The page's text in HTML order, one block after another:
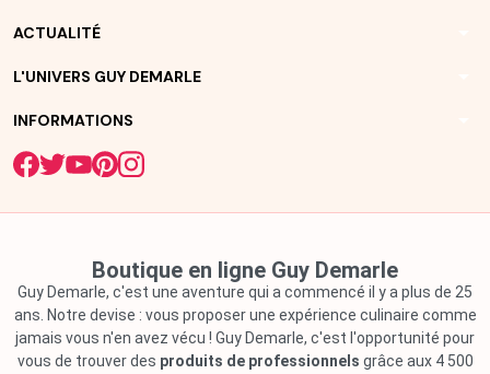
ACTUALITÉ
L'UNIVERS GUY DEMARLE
INFORMATIONS
Boutique en ligne Guy Demarle
Guy Demarle, c'est une aventure qui a commencé il y a plus de 25
ans. Notre devise : vous proposer une expérience culinaire comme
jamais vous n'en avez vécu ! Guy Demarle, c'est l'opportunité pour
vous de trouver des produits de professionnels grâce aux 4 500